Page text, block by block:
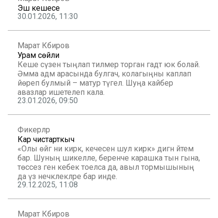
Эш кешесе
30.01.2026, 11:30
Марат Кәбиров
Урам сөйли
Кеше сүзен тыңлап тилмерә торган гадәт юк болай.
Әмма адәм арасында булгач, колагыңны каплап
йөреп булмый – матур түгел. Шуңа кайбер
авазлар ишетелеп кала.
23.01.2026, 09:50
Фикерләр
Кар чистарткыч
«Олы өйгә ни кирәк, кечесенә шул кирәк» дигән әйтем
бар. Шуның шикелле, беренче карашка тын гына,
төссез генә кебек тоелса да, авыл тормышының
да үз нечкәлекләре бар инде.
29.12.2025, 11:08
Марат Кәбиров